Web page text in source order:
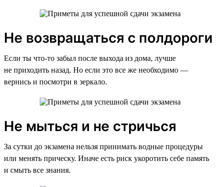
Не возвращаться с полдороги
Если ты что-то забыл после выхода из дома, лучше
не приходить назад. Но если это все же необходимо —
вернись и посмотри в зеркало.
Не мыться и не стричься
За сутки до экзамена нельзя принимать водные процедуры
или менять прическу. Иначе есть риск укоротить себе память
и смыть все знания.